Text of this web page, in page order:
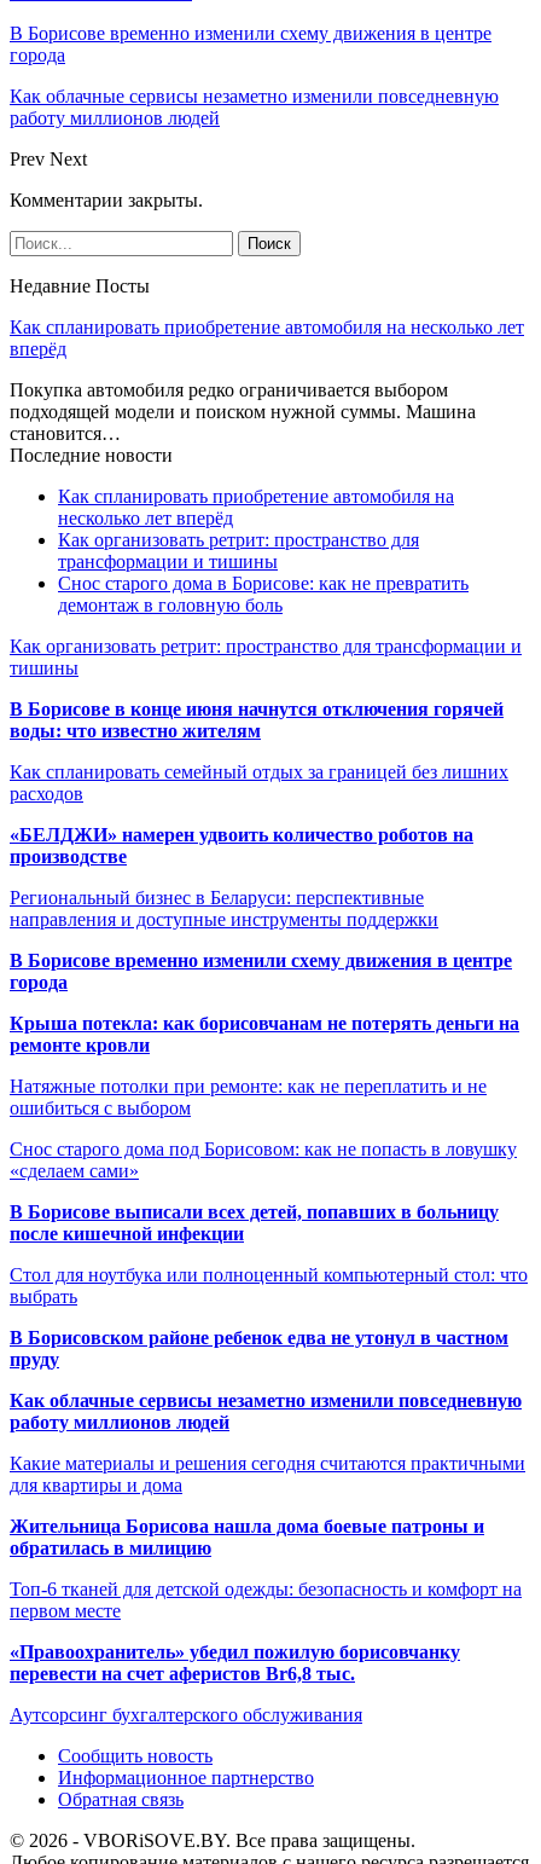
В Борисове временно изменили схему движения в центре
города
Как облачные сервисы незаметно изменили повседневную
работу миллионов людей
Prev Next
Комментарии закрыты.
Недавние Посты
Как спланировать приобретение автомобиля на несколько лет
вперёд
Покупка автомобиля редко ограничивается выбором
подходящей модели и поиском нужной суммы. Машина
становится…
Последние новости
Как спланировать приобретение автомобиля на
несколько лет вперёд
Как организовать ретрит: пространство для
трансформации и тишины
Снос старого дома в Борисове: как не превратить
демонтаж в головную боль
Как организовать ретрит: пространство для трансформации и
тишины
В Борисове в конце июня начнутся отключения горячей
воды: что известно жителям
Как спланировать семейный отдых за границей без лишних
расходов
«БЕЛДЖИ» намерен удвоить количество роботов на
производстве
Региональный бизнес в Беларуси: перспективные
направления и доступные инструменты поддержки
В Борисове временно изменили схему движения в центре
города
Крыша потекла: как борисовчанам не потерять деньги на
ремонте кровли
Натяжные потолки при ремонте: как не переплатить и не
ошибиться с выбором
Снос старого дома под Борисовом: как не попасть в ловушку
«сделаем сами»
В Борисове выписали всех детей, попавших в больницу
после кишечной инфекции
Стол для ноутбука или полноценный компьютерный стол: что
выбрать
В Борисовском районе ребенок едва не утонул в частном
пруду
Как облачные сервисы незаметно изменили повседневную
работу миллионов людей
Какие материалы и решения сегодня считаются практичными
для квартиры и дома
Жительница Борисова нашла дома боевые патроны и
обратилась в милицию
Топ-6 тканей для детской одежды: безопасность и комфорт на
первом месте
«Правоохранитель» убедил пожилую борисовчанку
перевести на счет аферистов Br6,8 тыс.
Аутсорсинг бухгалтерского обслуживания
Сообщить новость
Информационное партнерство
Обратная связь
© 2026 - VBORiSOVE.BY. Все права защищены.